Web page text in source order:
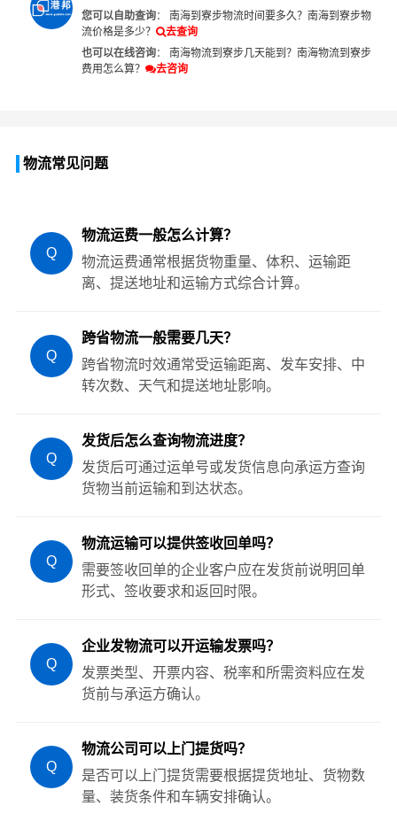
您可以自助查询： 南海到寮步物流时间要多久？ 南海到寮步物
流价格是多少？
去查询
也可以在线咨询： 南海物流到寮步几天能到？ 南海物流到寮步
费用怎么算？
去咨询
物流常见问题
Q
物流运费一般怎么计算？
物流运费通常根据货物重量、体积、运输距
离、提送地址和运输方式综合计算。
Q
跨省物流一般需要几天？
跨省物流时效通常受运输距离、发车安排、中
转次数、天气和提送地址影响。
Q
发货后怎么查询物流进度？
发货后可通过运单号或发货信息向承运方查询
货物当前运输和到达状态。
Q
物流运输可以提供签收回单吗？
需要签收回单的企业客户应在发货前说明回单
形式、签收要求和返回时限。
Q
企业发物流可以开运输发票吗？
发票类型、开票内容、税率和所需资料应在发
货前与承运方确认。
Q
物流公司可以上门提货吗？
是否可以上门提货需要根据提货地址、货物数
量、装货条件和车辆安排确认。